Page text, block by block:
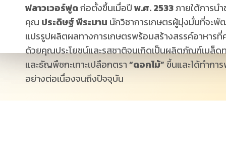
ฟลาวเวอร์ฟูดก่อตั้งขึ้นเมื่อปีพ.ศ. 2533ภายใต้การน
คุณ ประดิษฐ์ พีระมาน นักวิชาการเกษตรผู้มุ่งมั่นที่จะพั
แปรรูปผลิตผลทางการเกษตรพร้อมสร้างสรรค์อาหาร
ด้วยคุณประโยชน์และรสชาติจนเกิดเป็นผลิตภัณฑ์เมล็ด
และธัญพืชกะเทาะเปลือกตรา“ดอกไม้”ขึ้นและได้ทำกา
อย่างต่อเนื่องจนถึงปัจจุบัน